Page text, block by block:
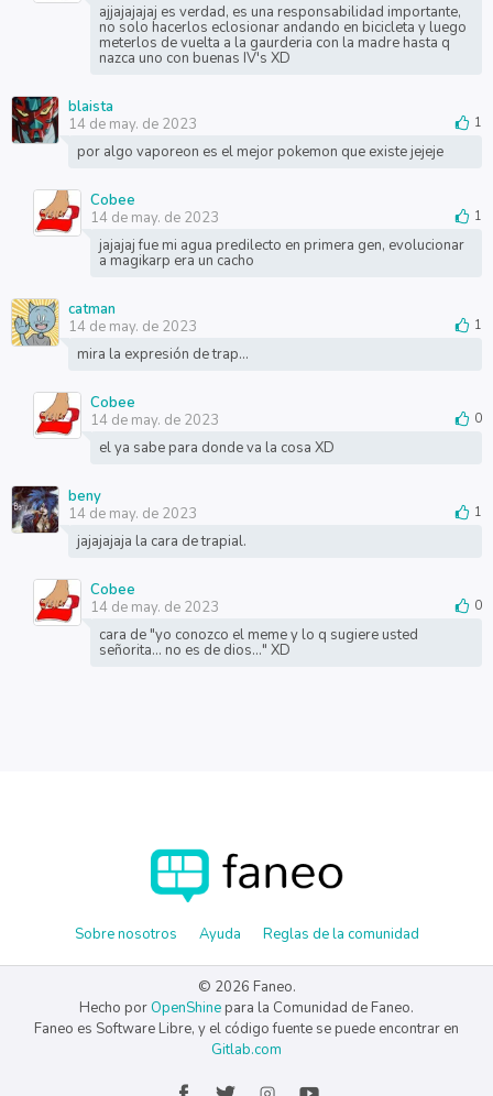
ajjajajajaj es verdad, es una responsabilidad importante,
no solo hacerlos eclosionar andando en bicicleta y luego
meterlos de vuelta a la gaurderia con la madre hasta q
nazca uno con buenas IV's XD
blaista
14 de may. de 2023
1
por algo vaporeon es el mejor pokemon que existe jejeje
Cobee
14 de may. de 2023
1
jajajaj fue mi agua predilecto en primera gen, evolucionar
a magikarp era un cacho
catman
14 de may. de 2023
1
mira la expresión de trap...
Cobee
14 de may. de 2023
0
el ya sabe para donde va la cosa XD
beny
14 de may. de 2023
1
jajajajaja la cara de trapial.
Cobee
14 de may. de 2023
0
cara de "yo conozco el meme y lo q sugiere usted
señorita... no es de dios..." XD
Sobre nosotros Ayuda Reglas de la comunidad
© 2026 Faneo.
Hecho por OpenShine para la Comunidad de Faneo.
Faneo es Software Libre, y el código fuente se puede encontrar en
Gitlab.com